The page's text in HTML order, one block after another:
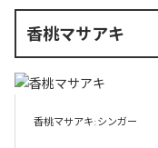
香桃マサアキ
香桃マサアキ:シンガー